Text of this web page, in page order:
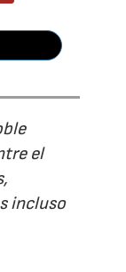
el
incluso